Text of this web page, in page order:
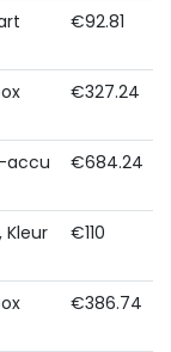
€92.81
€327.24
accu
€684.24
€110
€386.74